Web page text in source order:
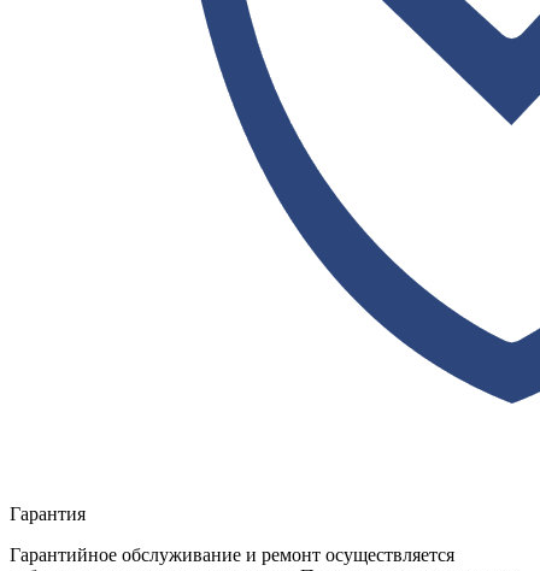
Гарантия
Гарантийное обслуживание и ремонт осуществляется